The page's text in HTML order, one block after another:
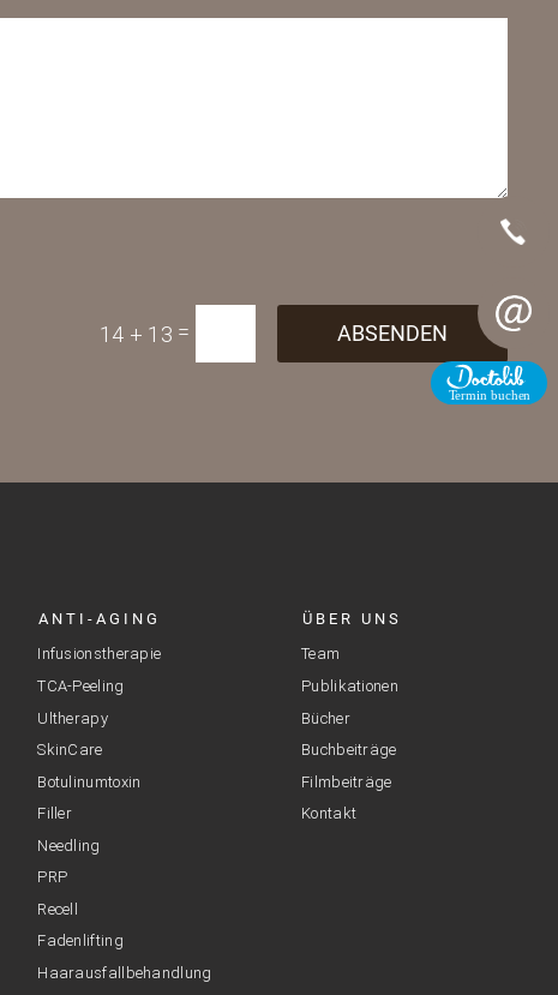
14 + 13 = ABSENDEN
ANTI-AGING
Infusionstherapie
TCA-Peeling
Ultherapy
SkinCare
Botulinumtoxin
Filler
Needling
PRP
Recell
Fadenlifting
Haarausfallbehandlung
ÜBER UNS
Team
Publikationen
Bücher
Buchbeiträge
Filmbeiträge
Kontakt
Telefon
E-Mail